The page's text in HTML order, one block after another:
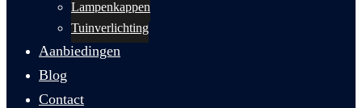
Lampenkappen
Tuinverlichting
Aanbiedingen
Blog
Contact